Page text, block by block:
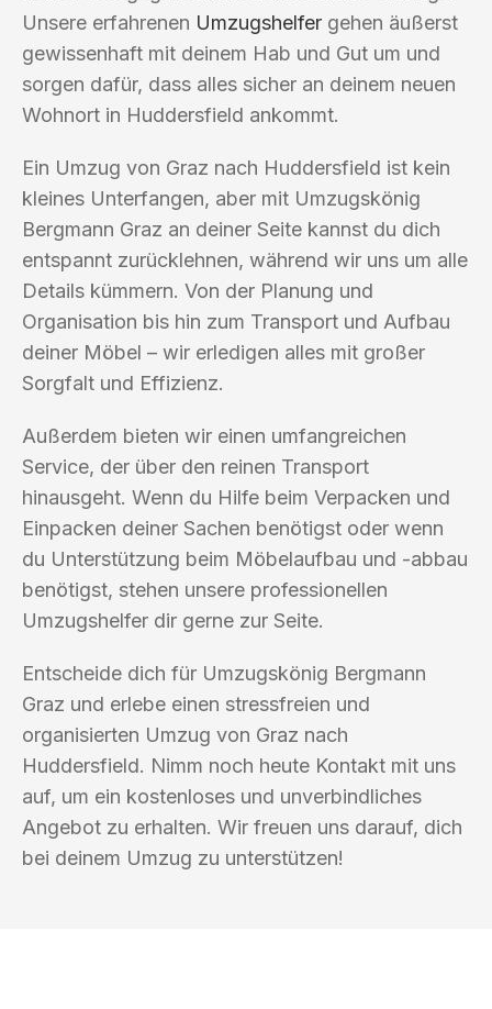
Unsere erfahrenen Umzugshelfer gehen äußerst
gewissenhaft mit deinem Hab und Gut um und
sorgen dafür, dass alles sicher an deinem neuen
Wohnort in Huddersfield ankommt.
Ein Umzug von Graz nach Huddersfield ist kein
kleines Unterfangen, aber mit Umzugskönig
Bergmann Graz an deiner Seite kannst du dich
entspannt zurücklehnen, während wir uns um alle
Details kümmern. Von der Planung und
Organisation bis hin zum Transport und Aufbau
deiner Möbel – wir erledigen alles mit großer
Sorgfalt und Effizienz.
Außerdem bieten wir einen umfangreichen
Service, der über den reinen Transport
hinausgeht. Wenn du Hilfe beim Verpacken und
Einpacken deiner Sachen benötigst oder wenn
du Unterstützung beim Möbelaufbau und -abbau
benötigst, stehen unsere professionellen
Umzugshelfer dir gerne zur Seite.
Entscheide dich für Umzugskönig Bergmann
Graz und erlebe einen stressfreien und
organisierten Umzug von Graz nach
Huddersfield. Nimm noch heute Kontakt mit uns
auf, um ein kostenloses und unverbindliches
Angebot zu erhalten. Wir freuen uns darauf, dich
bei deinem Umzug zu unterstützen!